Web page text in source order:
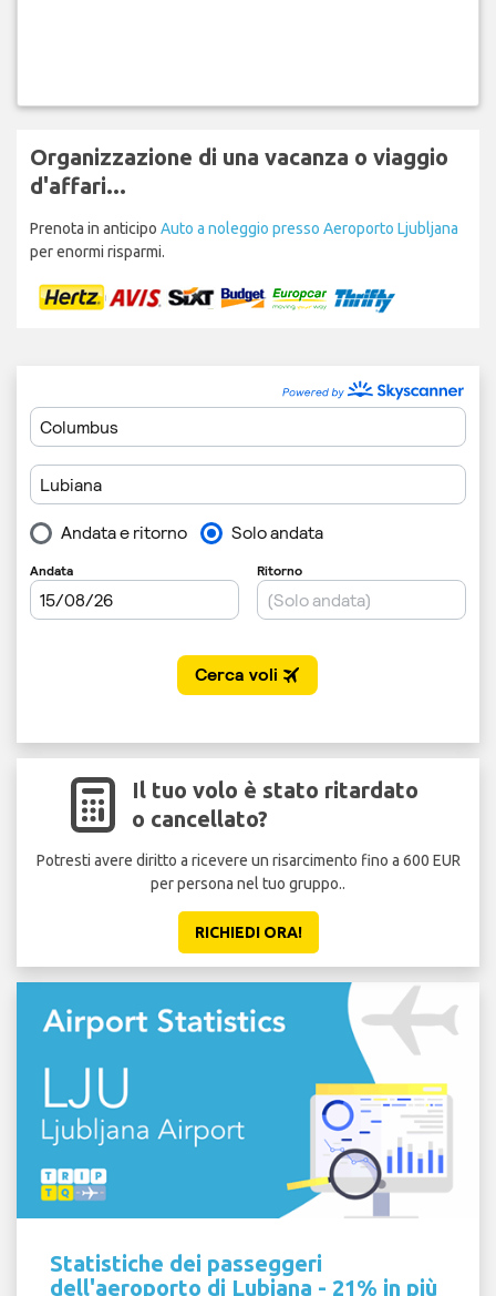
Organizzazione di una vacanza o viaggio
d'affari...
Prenota in anticipo Auto a noleggio presso Aeroporto Ljubljana
per enormi risparmi.
Il tuo volo è stato ritardato
o cancellato?
Potresti avere diritto a ricevere un risarcimento fino a 600 EUR
per persona nel tuo gruppo..
RICHIEDI ORA!
Statistiche dei passeggeri
dell'aeroporto di Lubiana - 21% in più